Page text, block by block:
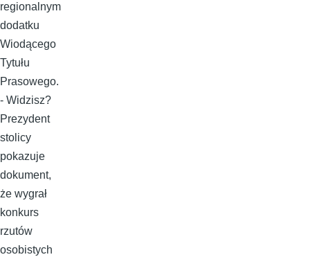
regionalnym
dodatku
Wiodącego
Tytułu
Prasowego.
- Widzisz?
Prezydent
stolicy
pokazuje
dokument,
że wygrał
konkurs
rzutów
osobistych